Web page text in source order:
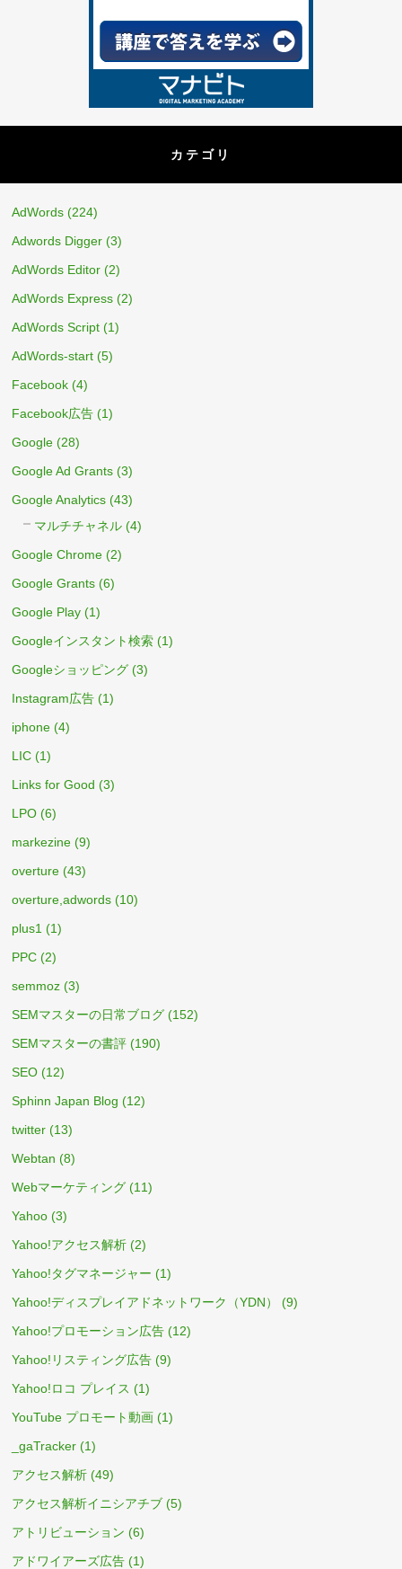
カテゴリ
AdWords (224)
Adwords Digger (3)
AdWords Editor (2)
AdWords Express (2)
AdWords Script (1)
AdWords-start (5)
Facebook (4)
Facebook広告 (1)
Google (28)
Google Ad Grants (3)
Google Analytics (43)
マルチチャネル (4)
Google Chrome (2)
Google Grants (6)
Google Play (1)
Googleインスタント検索 (1)
Googleショッピング (3)
Instagram広告 (1)
iphone (4)
LIC (1)
Links for Good (3)
LPO (6)
markezine (9)
overture (43)
overture,adwords (10)
plus1 (1)
PPC (2)
semmoz (3)
SEMマスターの日常ブログ (152)
SEMマスターの書評 (190)
SEO (12)
Sphinn Japan Blog (12)
twitter (13)
Webtan (8)
Webマーケティング (11)
Yahoo (3)
Yahoo!アクセス解析 (2)
Yahoo!タグマネージャー (1)
Yahoo!ディスプレイアドネットワーク（YDN）
(9)
Yahoo!プロモーション広告 (12)
Yahoo!リスティング広告 (9)
Yahoo!ロコ プレイス (1)
YouTube プロモート動画 (1)
_gaTracker (1)
アクセス解析 (49)
アクセス解析イニシアチブ (5)
アトリビューション (6)
アドワイアーズ広告 (1)